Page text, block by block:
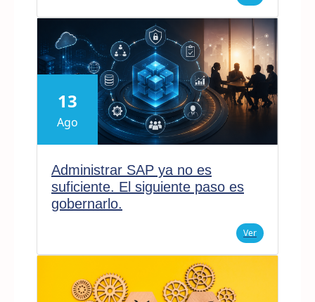
13
Ago
Administrar SAP ya no es
suficiente. El siguiente paso es
gobernarlo.
Ver